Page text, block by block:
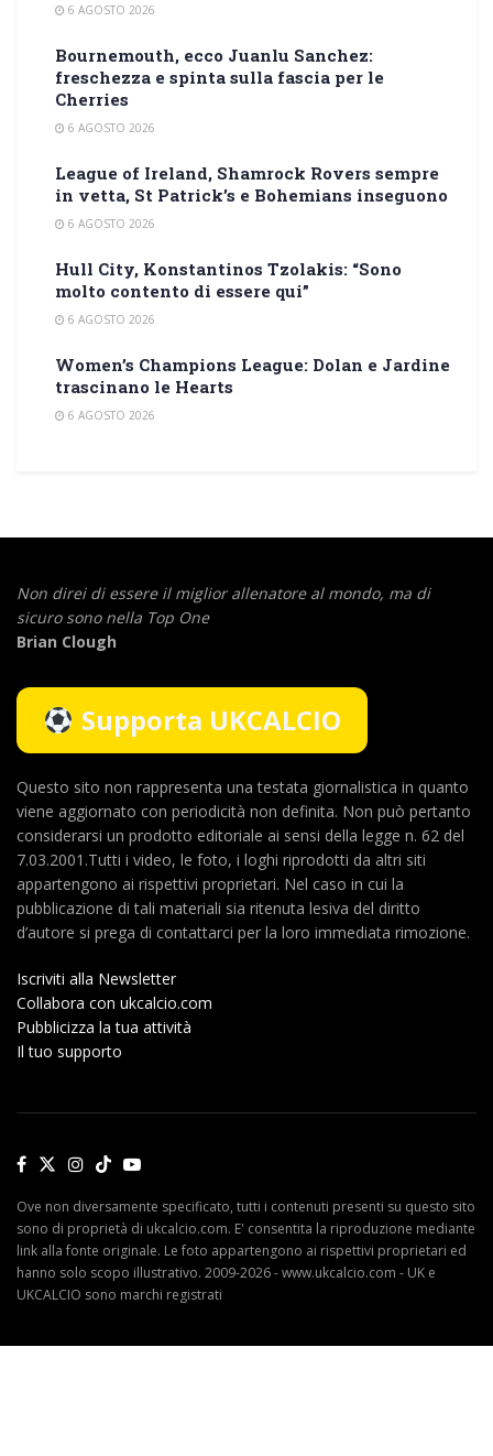
6 AGOSTO 2026
Bournemouth, ecco Juanlu Sanchez:
freschezza e spinta sulla fascia per le
Cherries
6 AGOSTO 2026
League of Ireland, Shamrock Rovers sempre
in vetta, St Patrick’s e Bohemians inseguono
6 AGOSTO 2026
Hull City, Konstantinos Tzolakis: “Sono
molto contento di essere qui”
6 AGOSTO 2026
Women’s Champions League: Dolan e Jardine
trascinano le Hearts
6 AGOSTO 2026
Non direi di essere il miglior allenatore al mondo, ma di
sicuro sono nella Top One
Brian Clough
Supporta UKCALCIO
Questo sito non rappresenta una testata giornalistica in quanto
viene aggiornato con periodicità non definita. Non può pertanto
considerarsi un prodotto editoriale ai sensi della legge n. 62 del
7.03.2001.Tutti i video, le foto, i loghi riprodotti da altri siti
appartengono ai rispettivi proprietari. Nel caso in cui la
pubblicazione di tali materiali sia ritenuta lesiva del diritto
d’autore si prega di contattarci per la loro immediata rimozione.
Iscriviti alla Newsletter
Collabora con ukcalcio.com
Pubblicizza la tua attività
Il tuo supporto
Ove non diversamente specificato, tutti i contenuti presenti su questo sito
sono di proprietà di ukcalcio.com. E' consentita la riproduzione mediante
link alla fonte originale. Le foto appartengono ai rispettivi proprietari ed
hanno solo scopo illustrativo. 2009-2026 - www.ukcalcio.com - UK e
UKCALCIO sono marchi registrati